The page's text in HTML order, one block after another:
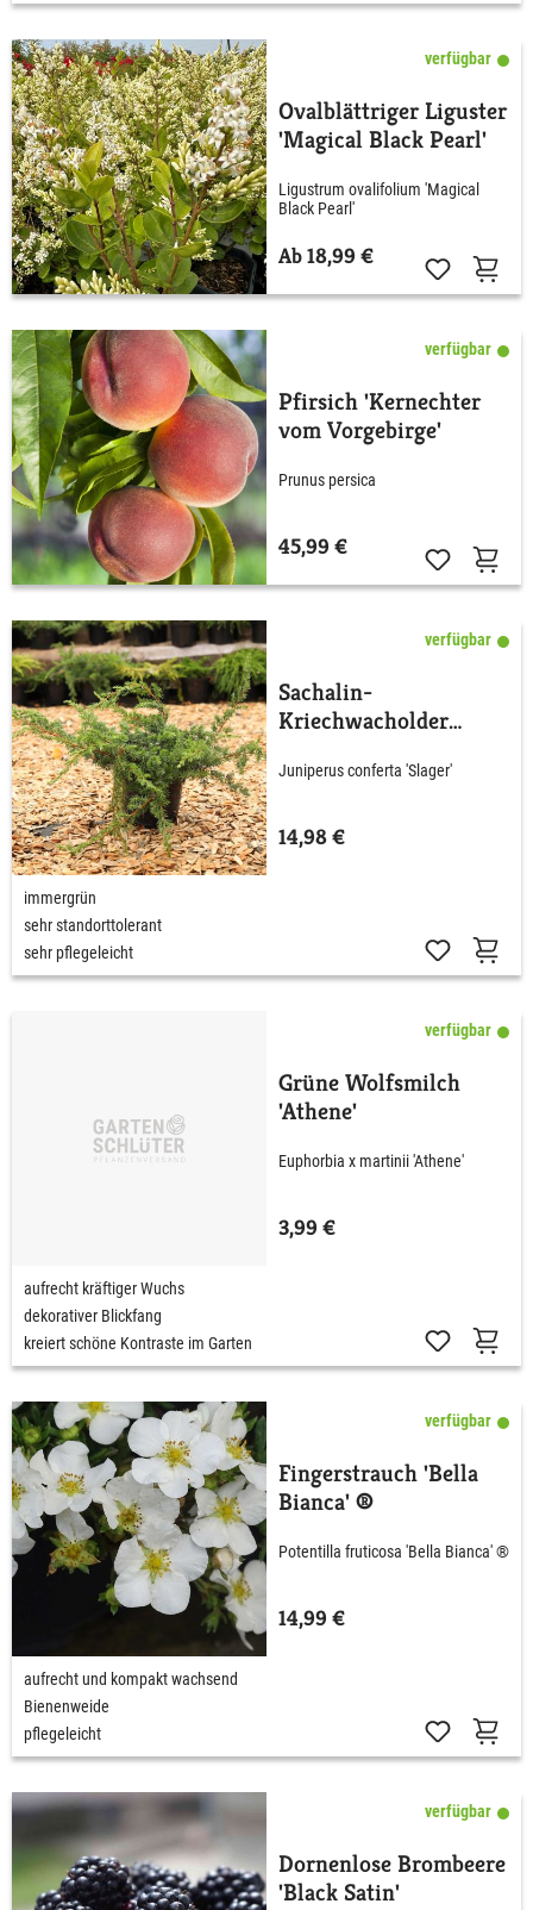
verfügbar
Ovalblättriger Liguster
'Magical Black Pearl'
Ligustrum ovalifolium 'Magical
Black Pearl'
Ab 18,99 €
verfügbar
Pfirsich 'Kernechter
vom Vorgebirge'
Prunus persica
45,99 €
verfügbar
Sachalin-
Kriechwacholder
Juniperus conferta 'Slager'
14,98 €
immergrün
sehr standorttolerant
sehr pflegeleicht
verfügbar
Grüne Wolfsmilch
'Athene'
Euphorbia x martinii 'Athene'
3,99 €
aufrecht kräftiger Wuchs
dekorativer Blickfang
kreiert schöne Kontraste im Garten
verfügbar
Fingerstrauch 'Bella
Bianca' ®
Potentilla fruticosa 'Bella Bianca' ®
14,99 €
aufrecht und kompakt wachsend
Bienenweide
pflegeleicht
verfügbar
Dornenlose Brombeere
'Black Satin'